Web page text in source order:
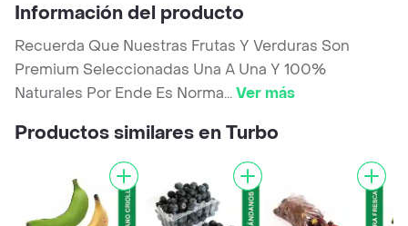
Información del producto
Recuerda Que Nuestras Frutas Y Verduras Son
Premium Seleccionadas Una A Una Y 100%
Naturales Por Ende Es Norma...Ver más
Productos similares en Turbo